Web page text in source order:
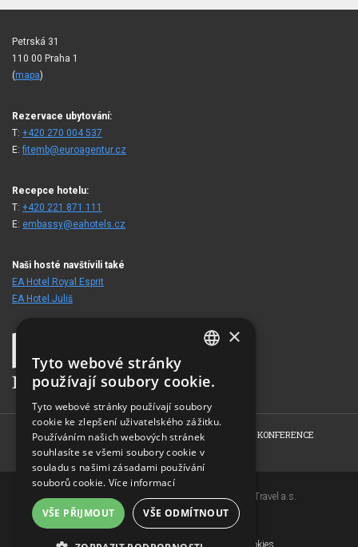
Petrská 31
110 00 Praha 1
(mapa)
Rezervace ubytování:
T: +420 270 004 537
E:fitemb@euroagentur.cz
Recepce hotelu:
T: +420 221 871 111
E: embassy@eahotels.cz
Naši hosté navštívili také
EA Hotel Royal Esprit
EA Hotel Juliš
HOME O HOTELU POKOJE NABÍDKY
KONFERENCE
FOTOGALERIE
KONTAKT
Copyright © 2007-2026 EuroAgentur Hotels&Travel a.s.
www.bezvapobyt.cz
Všeobecné podmínky rezervace
Deklarace o ochraně osobních údajů
Cookies
GERMAN
×
Tyto webové stránky
používají soubory cookie.
Tyto webové stránky používají soubory
cookie ke zlepšení uživatelského zážitku.
Používáním našich webových stránek
souhlasíte se všemi soubory cookie v
souladu s našimi zásadami používání
souborů cookie. Více informací
VŠE PŘIJMOUT VŠE ODMÍTNOUT